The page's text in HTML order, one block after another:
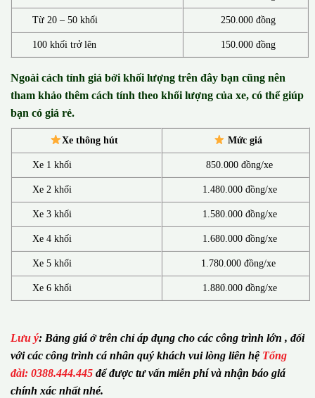
Từ 20 – 50 khối 250.000 đồng
100 khối trở lên 150.000 đồng
Ngoài cách tính giá bởi khối lượng trên đây bạn cũng nên
tham khảo thêm cách tính theo khối lượng của xe, có thể giúp
bạn có giá rẻ.
Xe thông hút Mức giá
Xe 1 khối 850.000 đồng/xe
Xe 2 khối 1.480.000 đồng/xe
Xe 3 khối 1.580.000 đồng/xe
Xe 4 khối 1.680.000 đồng/xe
Xe 5 khối 1.780.000 đồng/xe
Xe 6 khối 1.880.000 đồng/xe
Lưu ý: Bảng giá ở trên chỉ áp dụng cho các công trình lớn , đối
với các công trình cá nhân quý khách vui lòng liên hệ Tổng
đài: 0388.444.445 để được tư vấn miễn phí và nhận báo giá
chính xác nhất nhé.